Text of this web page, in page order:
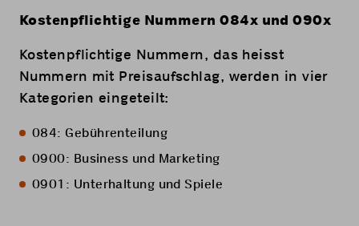
Kostenpflichtige Nummern 084x und 090x
Kostenpflichtige Nummern, das heisst
Nummern mit Preisaufschlag, werden in vier
Kategorien eingeteilt:
084: Gebührenteilung
0900: Business und Marketing
0901: Unterhaltung und Spiele